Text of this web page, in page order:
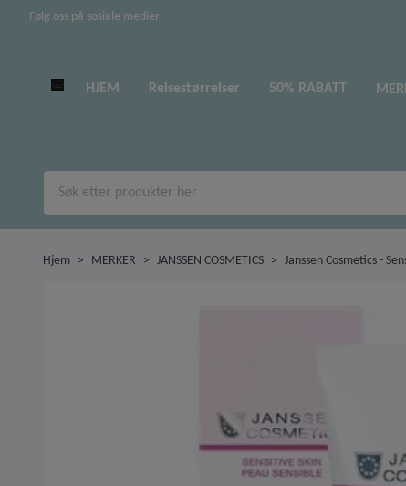
Følg oss på sosiale medier
HJEM Reisestørrelser 50% RABATT
Hjem MERKER JANSSEN COSMETICS Janssen Cosmetics -